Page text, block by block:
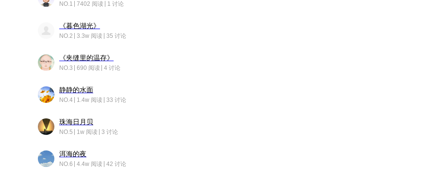
NO.1 7402 阅读 1 讨论
《暮色湖光》
NO.2 3.3w 阅读 35 讨论
《夹缝里的温存》
NO.3 690 阅读 4 讨论
静静的水面
NO.4 1.4w 阅读 33 讨论
珠海日月贝
NO.5 1w 阅读 3 讨论
洱海的夜
NO.6 4.4w 阅读 42 讨论